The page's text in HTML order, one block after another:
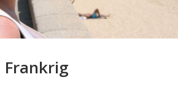
Frankrig